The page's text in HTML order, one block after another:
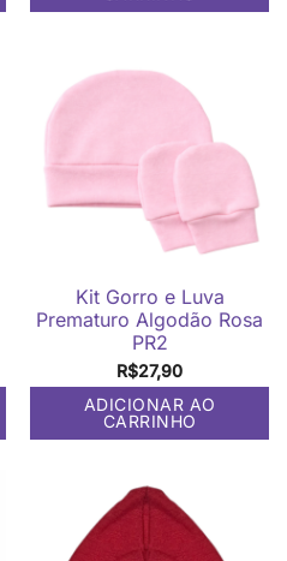
Kit Gorro e Luva
Prematuro Algodão Rosa
PR2
R$27,90
ADICIONAR AO
CARRINHO